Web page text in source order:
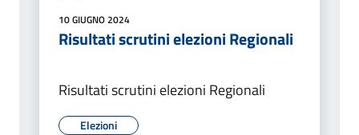
10 GIUGNO 2024
Risultati scrutini elezioni Regionali
Risultati scrutini elezioni Regionali
Elezioni